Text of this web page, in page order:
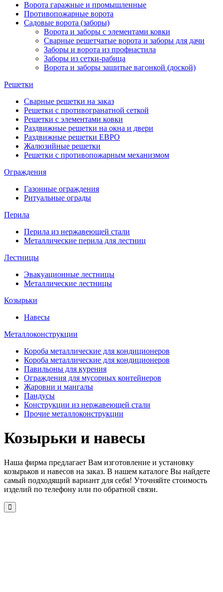
Ворота гаражные и промышленные
Противопожарные ворота
Садовые ворота (заборы)
Ворота и заборы с элементами ковки
Сварные решетчатые ворота и заборы для дачи
Заборы и ворота из профнастила
Заборы из сетки-рабица
Ворота и заборы зашитые вагонкой (доской)
Решетки
Сварные решетки на заказ
Решетки с противогранатной сеткой
Решетки с элементами ковки
Раздвижные решетки на окна и двери
Раздвижные решетки ЕВРО
Жалюзийные решетки
Решетки с противопожарным механизмом
Ограждения
Газонные ограждения
Ритуальные ограды
Перила
Перила из нержавеющей стали
Металлические перила для лестниц
Лестницы
Эвакуационные лестницы
Металлические лестницы
Козырьки
Навесы
Металлоконструкции
Короба металлические для кондиционеров
Короба металлические для кондиционеров
Павильоны для курения
Ограждения для мусорных контейнеров
Жаровни и мангалы
Пандусы
Конструкции из нержавеющей стали
Прочие металлоконструкции
Козырьки и навесы
Наша фирма предлагает Вам изготовление и установку
козырьков и навесов на заказ. В нашем каталоге Вы найдете
самый подходящий вариант для себя! Уточняйте стоимость
изделий по телефону или по обратной связи.